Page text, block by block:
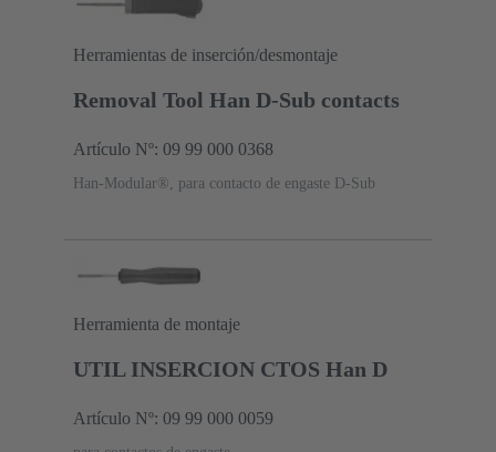
Herramientas de inserción/desmontaje
Removal Tool Han D-Sub contacts
Artículo Nº: 09 99 000 0368
Han-Modular®, para contacto de engaste D-Sub
Herramienta de montaje
UTIL INSERCION CTOS Han D
Artículo Nº: 09 99 000 0059